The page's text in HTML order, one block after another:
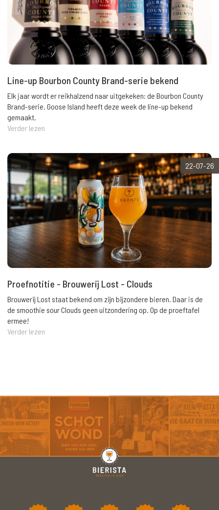
Line-up Bourbon County Brand-serie bekend
Elk jaar wordt er reikhalzend naar uitgekeken: de Bourbon County
Brand-serie. Goose Island heeft deze week de line-up bekend
gemaakt.
Verder lezen
22-07-26
Proefnotitie - Brouwerij Lost - Clouds
Brouwerij Lost staat bekend om zijn bijzondere bieren. Daar is de
de smoothie sour Clouds geen uitzondering op. Op de proeftafel
ermee!
Verder lezen